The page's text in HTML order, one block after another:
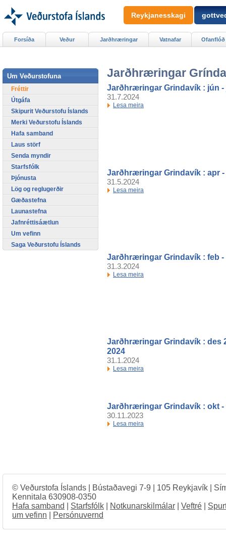
Jarðhræringar
Jarðhræringar Grindavík : jún -
31.7.2024
Lesa meira
Jarðhræringar Grindavík : apr -
31.5.2024
Lesa meira
Jarðhræringar Grindavík : feb -
31.3.2024
Lesa meira
Jarðhræringar Grindavík : des
2024
31.1.2024
Lesa meira
Jarðhræringar Grindavík : okt -
30.11.2023
Lesa meira
Forsíða Veður Jarðhræringar Vatnafar Ofanflóð
Um Veðurstofuna
Fréttir
Útgáfa
Skipurit Veðurstofu Íslands
Merki Veðurstofu Íslands
Hafa samband
Laus störf
Senda myndir
Starfsfólk
Þjónusta
Lög og reglugerðir
Gæðastefna
Launastefna
Jafnréttisáætlun
Um vefinn
Saga Veðurstofu Íslands
Reykjanesskagi
© Veðurstofa Íslands | Bústaðavegi 7-9 | 105 Reykjavík |
Kennitala 630908-0350
Hafa samband
Starfsfólk Notkunarskilmálar Veftré
um vefinn
Persónuvernd